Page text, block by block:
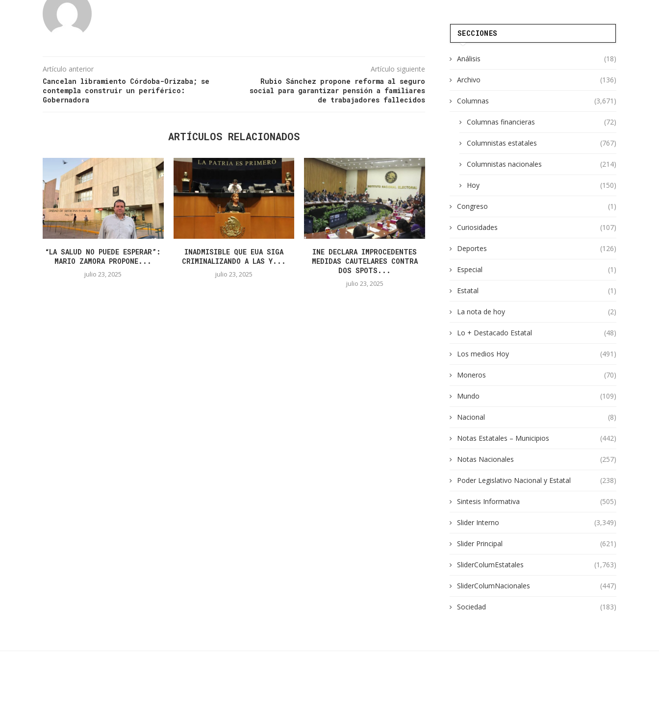
Artículo anterior
Cancelan libramiento Córdoba-Orizaba; se
contempla construir un periférico:
Gobernadora
Artículo siguiente
Rubio Sánchez propone reforma al seguro
social para garantizar pensión a familiares
de trabajadores fallecidos
ARTÍCULOS RELACIONADOS
“LA SALUD NO PUEDE ESPERAR”:
MARIO ZAMORA PROPONE...
julio 23, 2025
INADMISIBLE QUE EUA SIGA
CRIMINALIZANDO A LAS Y...
julio 23, 2025
INE DECLARA IMPROCEDENTES
MEDIDAS CAUTELARES CONTRA
DOS SPOTS...
julio 23, 2025
SECCIONES
Análisis (18)
Archivo (136)
Columnas (3,671)
Columnas financieras (72)
Columnistas estatales (767)
Columnistas nacionales (214)
Hoy (150)
Congreso (1)
Curiosidades (107)
Deportes (126)
Especial (1)
Estatal (1)
La nota de hoy (2)
Lo + Destacado Estatal (48)
Los medios Hoy (491)
Moneros (70)
Mundo (109)
Nacional (8)
Notas Estatales – Municipios (442)
Notas Nacionales (257)
Poder Legislativo Nacional y Estatal (238)
Sintesis Informativa (505)
Slider Interno (3,349)
Slider Principal (621)
SliderColumEstatales (1,763)
SliderColumNacionales (447)
Sociedad (183)